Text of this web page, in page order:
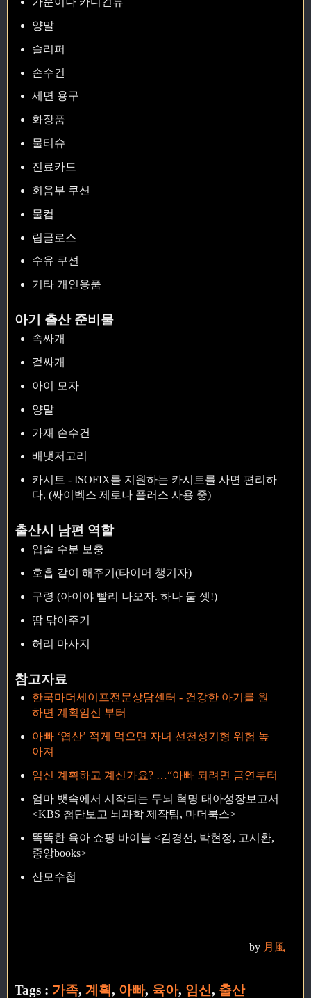
양말
슬리퍼
손수건
세면 용구
화장품
물티슈
진료카드
회음부 쿠션
물컵
립글로스
수유 쿠션
기타 개인용품
아기 출산 준비물
속싸개
겉싸개
아이 모자
양말
가재 손수건
배냇저고리
카시트 - ISOFIX를 지원하는 카시트를 사면 편리하
다. (싸이벡스 제로나 플러스 사용 중)
출산시 남편 역할
입술 수분 보충
호흡 같이 해주기(타이머 챙기자)
구령 (아이야 빨리 나오자. 하나 둘 셋!)
땀 닦아주기
허리 마사지
참고자료
한국마더세이프전문상담센터 - 건강한 아기를 원
하면 계획임신 부터
아빠 ‘엽산’ 적게 먹으면 자녀 선천성기형 위험 높
아져
임신 계획하고 계신가요? …“아빠 되려면 금연부터
엄마 뱃속에서 시작되는 두뇌 혁명 태아성장보고서
<KBS 첨단보고 뇌과학 제작팀, 마더북스>
똑똑한 육아 쇼핑 바이블 <김경선, 박현정, 고시환,
중앙books>
산모수첩
by 月風
Tags : 가족, 계획, 아빠, 육아, 임신, 출산